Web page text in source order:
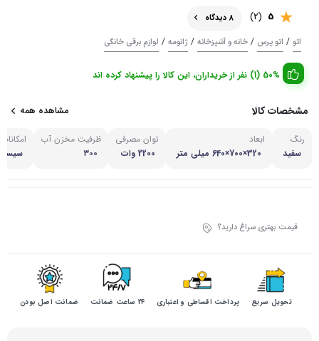
5
(2)
8 دیدگاه
اتو / اتو پرس / خانه و آشپزخانه / ژانومه / لوازم برقی خانگی
50% (1) نفر از خریداران، این کالا را پیشنهاد کرده اند
مشخصات کالا مشاهده همه
رنگ
سفید
ابعاد
320×700×640 میلی متر
توان مصرفی
2200 وات
ظرفیت مخزن آب
۳۰۰
قیمت بهتری سراغ دارید؟
تحویل سریع پرداخت اقساطی و اعتباری ۲۴ ساعت ضمانت ضمانت اصل بودن